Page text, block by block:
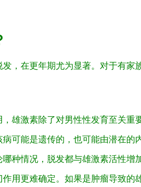
，在更年期尤为显著。对于有家
雄激素除了对男性性发育至关重
可能是遗传的，也可能由潜在的
种情况，脱发都与雄激素活性增
用更难确定。如果是肿瘤导致的